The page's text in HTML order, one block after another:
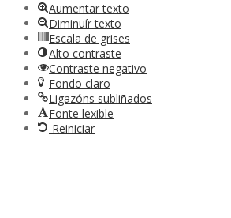
Aumentar texto
Diminuír texto
Escala de grises
Alto contraste
Contraste negativo
Fondo claro
Ligazóns subliñados
Fonte lexible
Reiniciar